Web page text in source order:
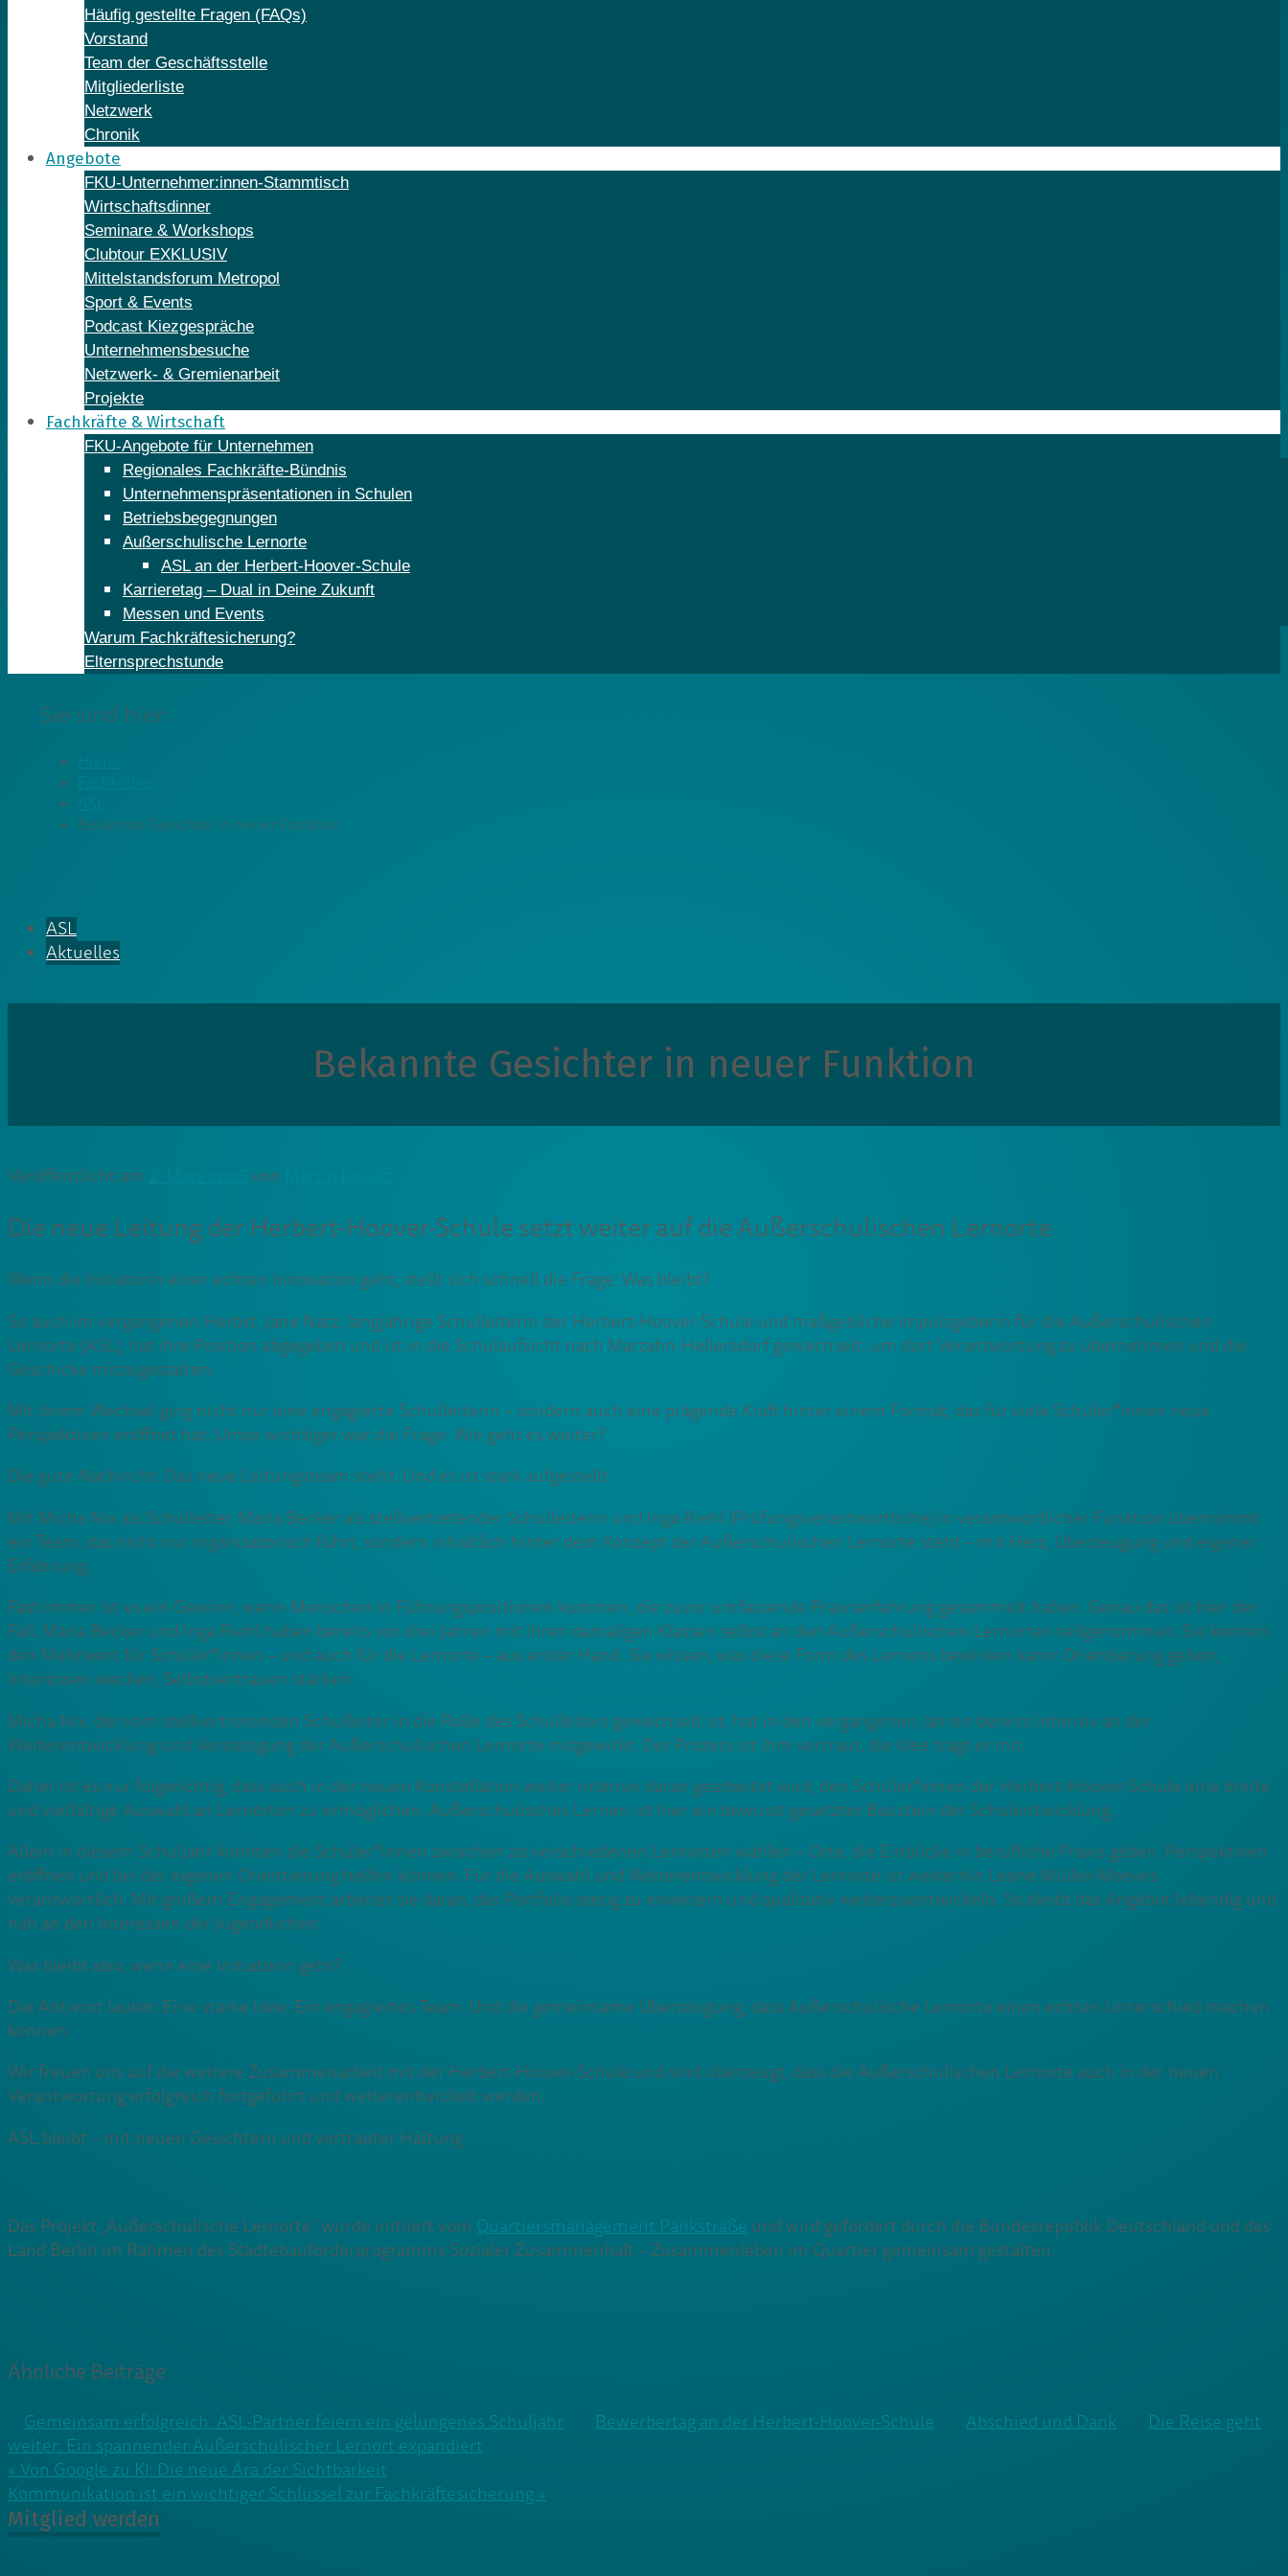
Häufig gestellte Fragen (FAQs)
Vorstand
Team der Geschäftsstelle
Mitgliederliste
Netzwerk
Chronik
Angebote
FKU-Unternehmer:innen-Stammtisch
Wirtschaftsdinner
Seminare & Workshops
Clubtour EXKLUSIV
Mittelstandsforum Metropol
Sport & Events
Podcast Kiezgespräche
Unternehmensbesuche
Netzwerk- & Gremienarbeit
Projekte
Fachkräfte & Wirtschaft
FKU-Angebote für Unternehmen
Regionales Fachkräfte-Bündnis
Unternehmenspräsentationen in Schulen
Betriebsbegegnungen
Außerschulische Lernorte
ASL an der Herbert-Hoover-Schule
Karrieretag – Dual in Deine Zukunft
Messen und Events
Warum Fachkräftesicherung?
Elternsprechstunde
Sie sind hier:
Bekannte Gesichter in neuer Funktion
ASL
Aktuelles
Bekannte Gesichter in neuer Funktion
Veröffentlicht am von
Die neue Leitung der Herbert-Hoover-Schule setzt weiter auf die Außerschulischen Lernorte
Wenn die Initiatorin einer echten Innovation geht, stellt sich schnell die Frage: Was bleibt?
So auch im vergangenen Herbst. Jane Natz, langjährige Schulleiterin der Herbert-Hoover-Schule und maßgebliche Impulsgeberin für die Außerschulischen
Lernorte (ASL), hat ihre Position abgegeben und ist in die Schulaufsicht nach Marzahn-Hellersdorf gewechselt, um dort Verantwortung zu übernehmen und die
Geschicke mitzugestalten.
Mit ihrem Wechsel ging nicht nur eine engagierte Schulleiterin – sondern auch eine prägende Kraft hinter einem Format, das für viele Schüler*innen neue
Perspektiven eröffnet hat. Umso wichtiger war die Frage: Wie geht es weiter?
Die gute Nachricht: Das neue Leitungsteam steht. Und es ist stark aufgestellt.
Mit Micha Nix als Schulleiter, Maria Becker als stellvertretender Schulleiterin und Inga Riehl (Prüfungsverantwortliche) in verantwortlicher Funktion übernimmt
ein Team, das nicht nur organisatorisch führt, sondern inhaltlich hinter dem Konzept der Außerschulischen Lernorte steht – mit Herz, Überzeugung und eigener
Erfahrung.
Fast immer ist es ein Gewinn, wenn Menschen in Führungspositionen kommen, die zuvor umfassende Praxiserfahrung gesammelt haben. Genau das ist hier der
Fall. Maria Becker und Inga Riehl haben bereits vor drei Jahren mit ihren damaligen Klassen selbst an den Außerschulischen Lernorten teilgenommen. Sie kennen
den Mehrwert für Schüler*innen – und auch für die Lernorte – aus erster Hand. Sie wissen, was diese Form des Lernens bewirken kann: Orientierung geben,
Interessen wecken, Selbstvertrauen stärken.
Micha Nix, der vom stellvertretenden Schulleiter in die Rolle des Schulleiters gewechselt ist, hat in den vergangenen Jahren bereits intensiv an der
Weiterentwicklung und Verstetigung der Außerschulischen Lernorte mitgewirkt. Der Prozess ist ihm vertraut, die Idee trägt er mit.
Daher ist es nur folgerichtig, dass auch in der neuen Konstellation weiter intensiv daran gearbeitet wird, den Schüler*innen der Herbert-Hoover-Schule eine breite
und vielfältige Auswahl an Lernorten zu ermöglichen. Außerschulisches Lernen ist hier ein bewusst gesetzter Baustein der Schulentwicklung.
Allein in diesem Schuljahr konnten die Schüler*innen zwischen 20 verschiedenen Lernorten wählen – Orte, die Einblicke in berufliche Praxis geben, Perspektiven
eröffnen und bei der eigenen Orientierung helfen können. Für die Auswahl und Weiterentwicklung der Lernorte ist weiterhin Leone Müller-Moeves
verantwortlich. Mit großem Engagement arbeitet sie daran, das Portfolio stetig zu erweitern und qualitativ weiterzuentwickeln. So bleibt das Angebot lebendig und
nah an den Interessen der Jugendlichen.
Was bleibt also, wenn eine Initiatorin geht?
Die Antwort lautet: Eine starke Idee. Ein engagiertes Team. Und die gemeinsame Überzeugung, dass Außerschulische Lernorte einen echten Unterschied machen
können.
Wir freuen uns auf die weitere Zusammenarbeit mit der Herbert-Hoover-Schule und sind überzeugt, dass die Außerschulischen Lernorte auch in der neuen
Verantwortung erfolgreich fortgeführt und weiterentwickelt werden.
ASL bleibt – mit neuen Gesichtern und vertrauter Haltung.
Das Projekt „Außerschulische Lernorte“ wurde initiiert vom Quartiersmanagement Pankstraße und wird gefördert durch die Bundesrepublik Deutschland und das
Land Berlin im Rahmen des Städtebauförderprogramms Sozialer Zusammenhalt – Zusammenleben im Quartier gemeinsam gestalten.
Ähnliche Beiträge
Gemeinsam erfolgreich: ASL-Partner feiern ein gelungenes Schuljahr Bewerbertag an der Herbert-Hoover-Schule Abschied und Dank
Die Reise geht
weiter: Ein spannender Außerschulischer Lernort expandiert
Beitragsnavigation
« Von Google zu KI: Die neue Ära der Sichtbarkeit
Kommunikation ist ein wichtiger Schlüssel zur Fachkräftesicherung »
Mitglied werden